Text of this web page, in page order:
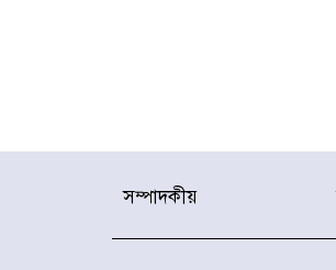
সম্পাদকীয়